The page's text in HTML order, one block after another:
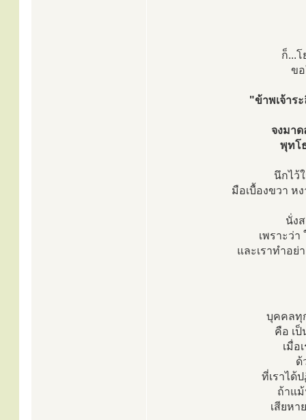
ก็...
ข
"ข้าพเจ้าร
จงมาด
พุทโ
นึกไว้
มือเบื้องขวา ห
นั่ง
เพราะว่า
และเราทำอย่
บุคคลทุ
คือ เ
เมื่อ
ด้
ที่เราได้
ถ้าแม้
เสียหา